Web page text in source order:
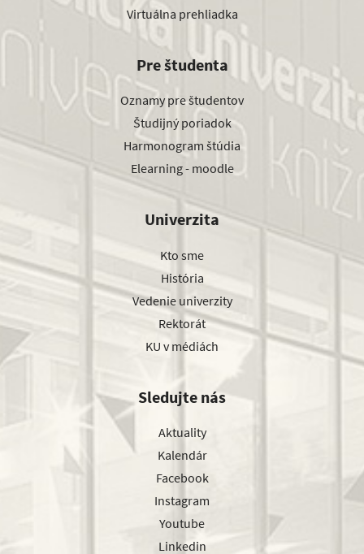
Virtuálna prehliadka
Pre študenta
Oznamy pre študentov
Študijný poriadok
Harmonogram štúdia
Elearning - moodle
Univerzita
Kto sme
História
Vedenie univerzity
Rektorát
KU v médiách
Sledujte nás
Aktuality
Kalendár
Facebook
Instagram
Youtube
Linkedin